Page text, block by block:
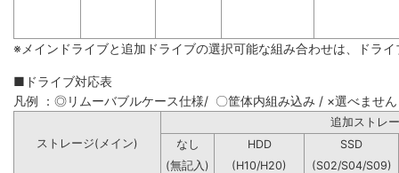
※メインドライブと追加ドライブの選択可能な組み合わせは、ドラ
■ドライブ対応表
凡例 ：◎リムーバブルケース仕様/ 〇筐体内組み込み / ×選べません
追加ストレ
ストレージ(メイン)
なし HDD
SSD
(無記入)
(H10/H20) (S02/S04/S09)